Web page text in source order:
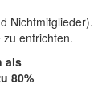
Nichtmitglieder).
entrichten.
als
80%